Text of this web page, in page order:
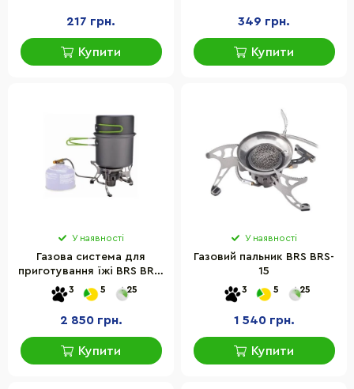
217 грн.
Купити
349 грн.
Купити
У наявності
Газова система для
приготування їжі BRS BRS-
T15A
3 5 25
2 850 грн.
Купити
У наявності
Газовий пальник BRS BRS-
15
3 5 25
1 540 грн.
Купити